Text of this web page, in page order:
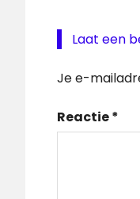
Laat een
Je e-
Reactie*